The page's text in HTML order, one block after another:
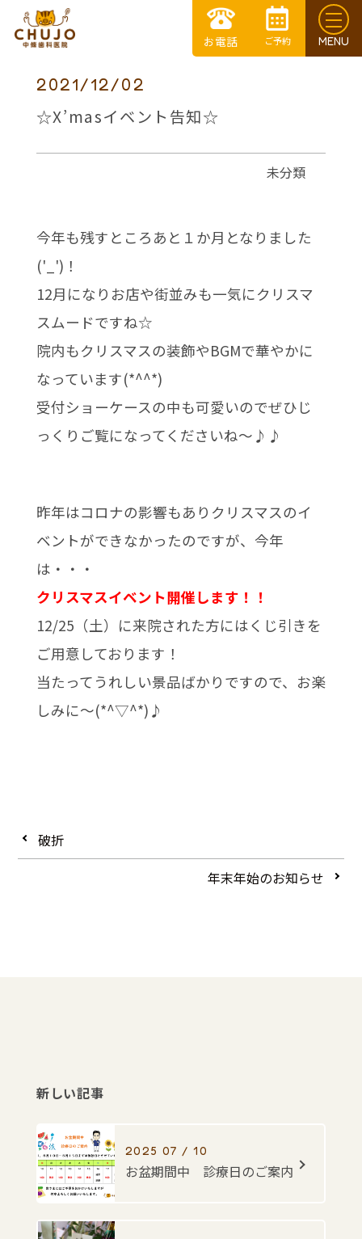
2021/12/02
☆X’masイベント告知☆
未分類
今年も残すところあと１か月となりました
('_')！
12月になりお店や街並みも一気にクリスマ
スムードですね☆
院内もクリスマスの装飾やBGMで華やかに
なっています(*^^*)
受付ショーケースの中も可愛いのでぜひじ
っくりご覧になってくださいね～♪♪
昨年はコロナの影響もありクリスマスのイ
ベントができなかったのですが、今年
は・・・
クリスマスイベント開催します！！
12/25（土）に来院された方にはくじ引きを
ご用意しております！
当たってうれしい景品ばかりですので、お楽
しみに～(*^▽^*)♪
破折
年末年始のお知らせ
新しい記事
2025 07 / 10
お盆期間中 診療日のご案内